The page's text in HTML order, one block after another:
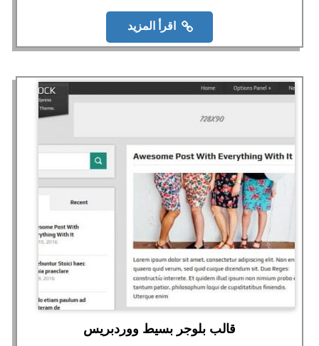
اقرأ المزيد
قالب بلوجر بسيط ووردبريس